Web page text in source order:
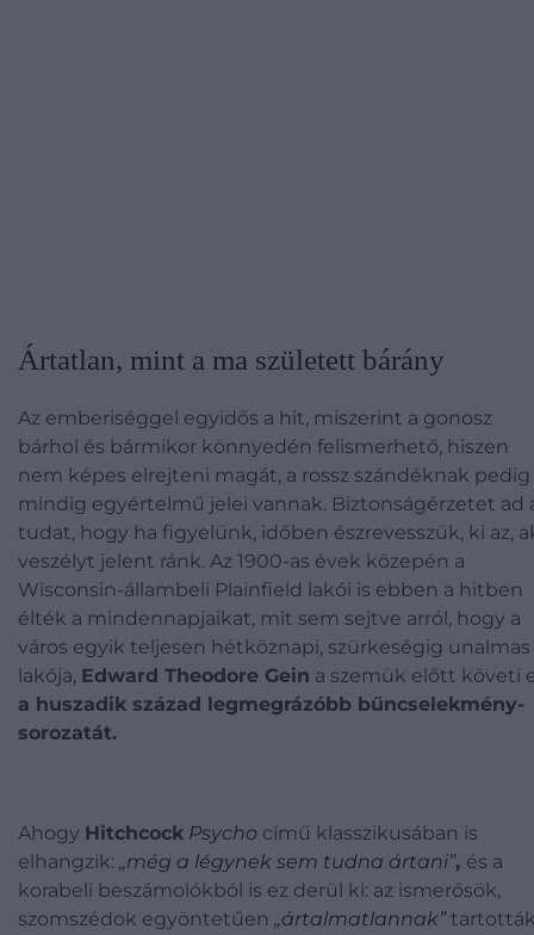
Ártatlan, mint a ma született bárány
Az emberiséggel egyidős a hit, miszerint a gonosz
bárhol és bármikor könnyedén felismerhető, hiszen
nem képes elrejteni magát, a rossz szándéknak pedig
mindig egyértelmű jelei vannak. Biztonságérzetet ad
tudat, hogy ha figyelünk, időben észrevesszük, ki az,
veszélyt jelent ránk. Az 1900-as évek közepén a
Wisconsin-állambeli Plainfield lakói is ebben a hitben
élték a mindennapjaikat, mit sem sejtve arról, hogy a
város egyik teljesen hétköznapi, szürkeségig unalmas
lakója, Edward Theodore Gein a szemük előtt követi
a huszadik század legmegrázóbb bűncselekmény-
sorozatát.
Ahogy Hitchcock Psycho című klasszikusában is
elhangzik: „még a légynek sem tudna ártani”, és a
korabeli beszámolókból is ez derül ki: az ismerősök,
szomszédok egyöntetűen „ártalmatlannak”